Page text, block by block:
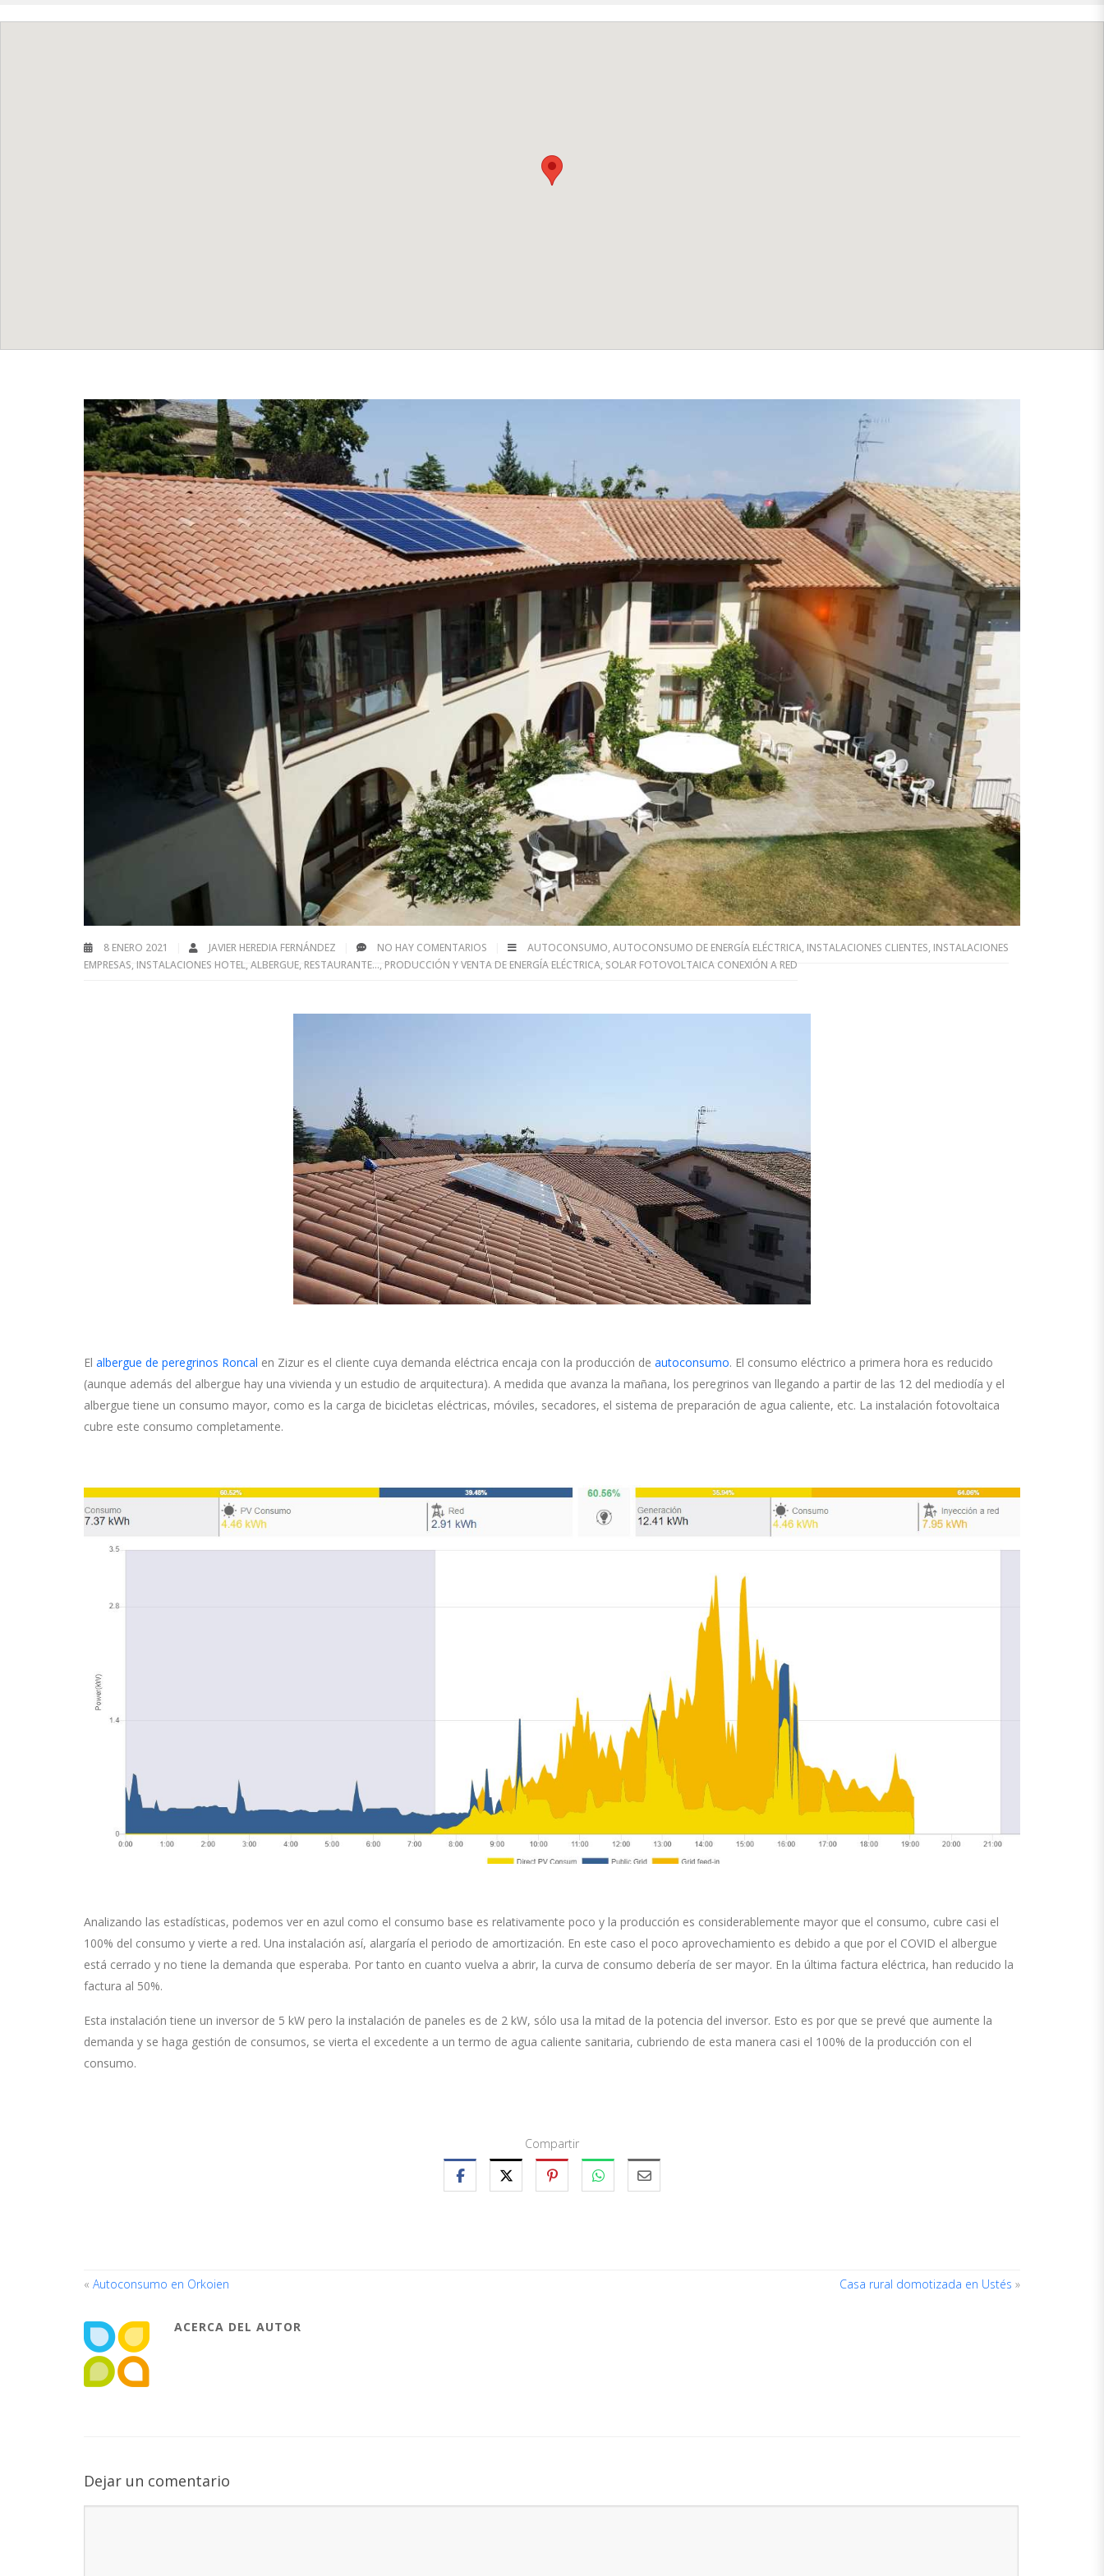
8 ENERO 2021 JAVIER HEREDIA FERNÁNDEZ NO HAY COMENTARIOS AUTOCONSUMO, AUTOCONSUMO DE ENERGÍA ELÉCTRICA, INSTALACIONES CLIENTES, INSTALACIONES
EMPRESAS, INSTALACIONES HOTEL, ALBERGUE, RESTAURANTE..., PRODUCCIÓN Y VENTA DE ENERGÍA ELÉCTRICA, SOLAR FOTOVOLTAICA CONEXIÓN A RED
El albergue de peregrinos Roncal en Zizur es el cliente cuya demanda eléctrica encaja con la producción de autoconsumo. El consumo eléctrico a primera hora es reducido
(aunque además del albergue hay una vivienda y un estudio de arquitectura). A medida que avanza la mañana, los peregrinos van llegando a partir de las 12 del mediodía y el
albergue tiene un consumo mayor, como es la carga de bicicletas eléctricas, móviles, secadores, el sistema de preparación de agua caliente, etc. La instalación fotovoltaica
cubre este consumo completamente.
Analizando las estadísticas, podemos ver en azul como el consumo base es relativamente poco y la producción es considerablemente mayor que el consumo, cubre casi el
100% del consumo y vierte a red. Una instalación así, alargaría el periodo de amortización. En este caso el poco aprovechamiento es debido a que por el COVID el albergue
está cerrado y no tiene la demanda que esperaba. Por tanto en cuanto vuelva a abrir, la curva de consumo debería de ser mayor. En la última factura eléctrica, han reducido la
factura al 50%.
Esta instalación tiene un inversor de 5 kW pero la instalación de paneles es de 2 kW, sólo usa la mitad de la potencia del inversor. Esto es por que se prevé que aumente la
demanda y se haga gestión de consumos, se vierta el excedente a un termo de agua caliente sanitaria, cubriendo de esta manera casi el 100% de la producción con el
consumo.
Compartir
« Autoconsumo en Orkoien Casa rural domotizada en Ustés »
ACERCA DEL AUTOR
Dejar un comentario